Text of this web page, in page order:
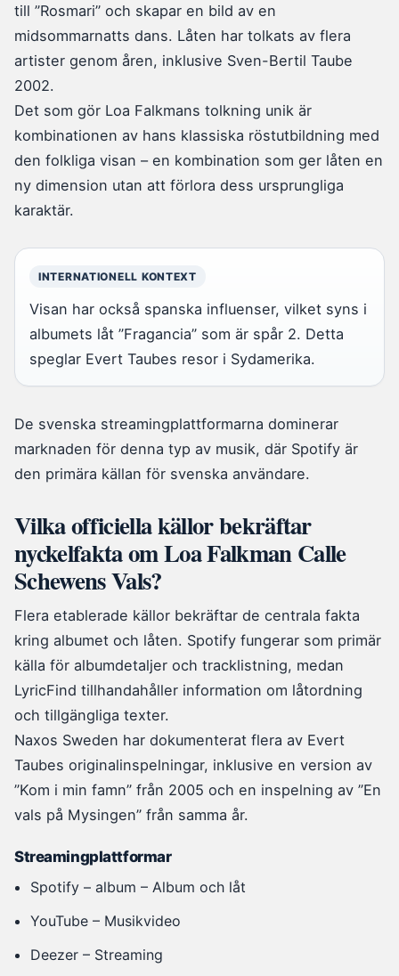
till ”Rosmari” och skapar en bild av en
midsommarnatts dans. Låten har tolkats av flera
artister genom åren, inklusive Sven-Bertil Taube
2002.
Det som gör Loa Falkmans tolkning unik är
kombinationen av hans klassiska röstutbildning med
den folkliga visan – en kombination som ger låten en
ny dimension utan att förlora dess ursprungliga
karaktär.
INTERNATIONELL KONTEXT
Visan har också spanska influenser, vilket syns i
albumets låt ”Fragancia” som är spår 2. Detta
speglar Evert Taubes resor i Sydamerika.
De svenska streamingplattformarna dominerar
marknaden för denna typ av musik, där Spotify är
den primära källan för svenska användare.
Vilka officiella källor bekräftar
nyckelfakta om Loa Falkman Calle
Schewens Vals?
Flera etablerade källor bekräftar de centrala fakta
kring albumet och låten. Spotify fungerar som primär
källa för albumdetaljer och tracklistning, medan
LyricFind tillhandahåller information om låtordning
och tillgängliga texter.
Naxos Sweden har dokumenterat flera av Evert
Taubes originalinspelningar, inklusive en version av
”Kom i min famn” från 2005 och en inspelning av ”En
vals på Mysingen” från samma år.
Streamingplattformar
Spotify – album – Album och låt
YouTube – Musikvideo
Deezer – Streaming